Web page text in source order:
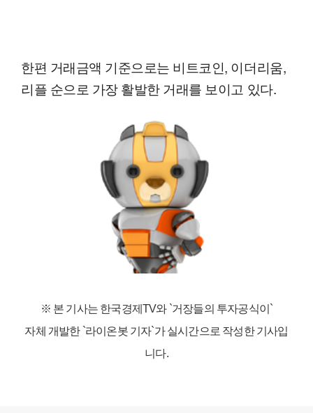
한편 거래금액 기준으로는 비트코인, 이더리움,
리플 순으로 가장 활발한 거래를 보이고 있다.
※ 본 기사는 한국경제TV와 `거장들의 투자공식이`
자체 개발한 `라이온봇 기자`가 실시간으로 작성한 기사입
니다.